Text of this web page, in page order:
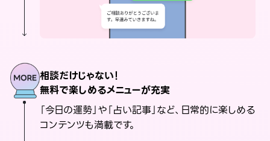
相談だけじゃない！
無料で楽しめるメニューが充実
「今日の運勢」や「占い記事」など、日常的に楽しめる
コンテンツも満載です。